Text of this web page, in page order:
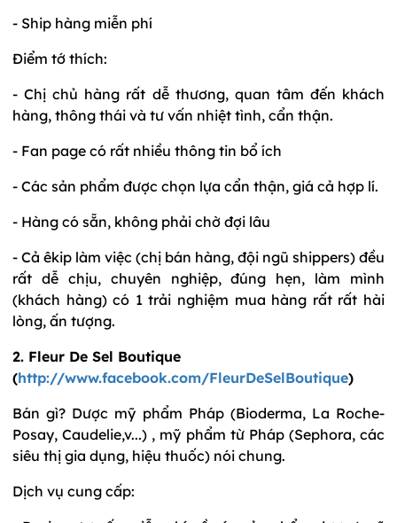
- Ship hàng miễn phí
Điểm tớ thích:
- Chị chủ hàng rất dễ thương, quan tâm đến khách
hàng, thông thái và tư vấn nhiệt tình, cẩn thận.
- Fan page có rất nhiều thông tin bổ ích
- Các sản phẩm được chọn lựa cẩn thận, giá cả hợp lí.
- Hàng có sẵn, không phải chờ đợi lâu
- Cả êkip làm việc (chị bán hàng, đội ngũ shippers) đều
rất dễ chịu, chuyên nghiệp, đúng hẹn, làm mình
(khách hàng) có 1 trải nghiệm mua hàng rất rất hài
lòng, ấn tượng.
2. Fleur De Sel Boutique
(http://www.facebook.com/FleurDeSelBoutique)
Bán gì? Dược mỹ phẩm Pháp (Bioderma, La Roche-
Posay, Caudelie,v...) , mỹ phẩm từ Pháp (Sephora, các
siêu thị gia dụng, hiệu thuốc) nói chung.
Dịch vụ cung cấp: